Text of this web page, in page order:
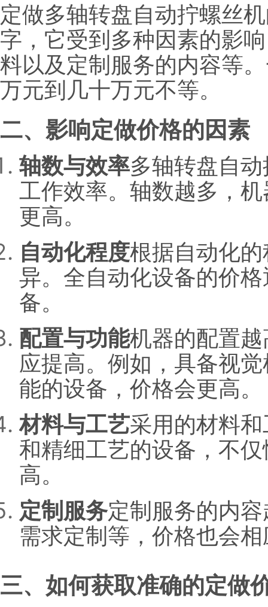
定做多轴转盘自动拧螺丝
字，它受到多种因素的影
料以及定制服务的内容等
万元到几十万元不等。
二、影响定做价格的因素
轴数与效率多轴转盘自
工作效率。轴数越多，
更高。
自动化程度根据自动化
异。全自动化设备的价
备。
配置与功能机器的配置
应提高。例如，具备视
能的设备，价格会更高。
材料与工艺采用的材料
和精细工艺的设备，不
高。
定制服务定制服务的内
需求定制等，价格也会
三、如何获取准确的定做